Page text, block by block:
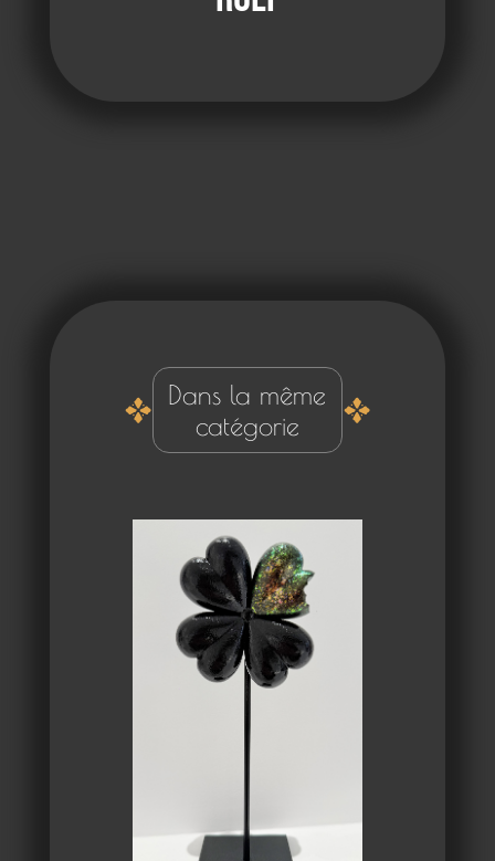
Dans la même
catégorie